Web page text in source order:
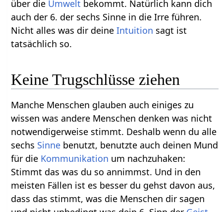
über die Umwelt bekommt. Natürlich kann dich
auch der 6. der sechs Sinne in die Irre führen.
Nicht alles was dir deineIntuition sagt ist
tatsächlich so.
Keine Trugschlüsse ziehen
Manche Menschen glauben auch einiges zu
wissen was andere Menschen denken was nicht
notwendigerweise stimmt. Deshalb wenn du alle
sechs Sinne benutzt, benutzte auch deinen Mund
für die Kommunikation um nachzuhaken:
Stimmt das was du so annimmst. Und in den
meisten Fällen ist es besser du gehst davon aus,
dass das stimmt, was die Menschen dir sagen